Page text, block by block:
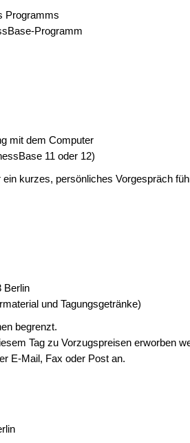
Programms
Programm
mit dem Computer
11 oder 12)
ein kurzes, persönliches Vorgespräch
Berlin
und Tagungsgetränke)
begrenzt.
Tag zu Vorzugspreisen erworben
E-Mail, Fax oder Post an.